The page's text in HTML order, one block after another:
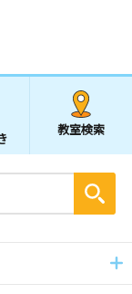
教室検索